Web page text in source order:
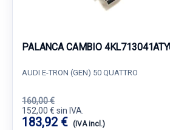
PALANCA CAMBIO
AUDI E-TRON (GEN) 50 QUATTRO
160,00 €
152,00 € sin IVA.
183,92 € (IVA incl.)